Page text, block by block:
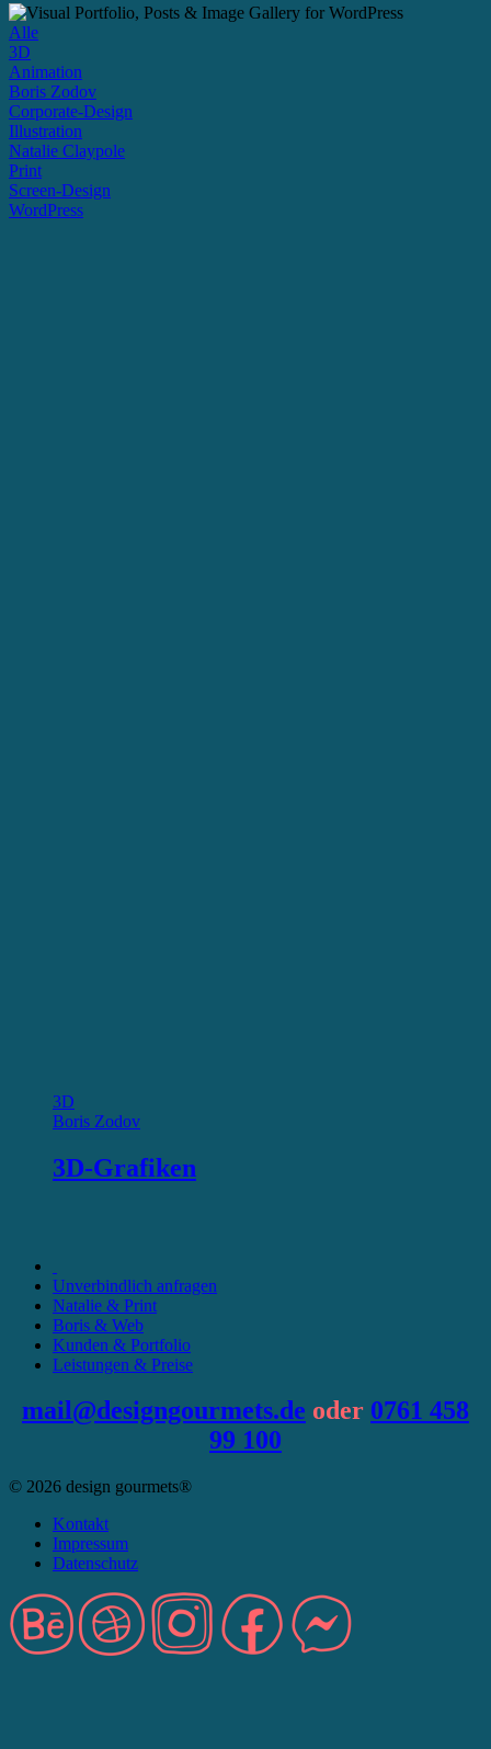
Alle
3D
Animation
Boris Zodov
Corporate-Design
Illustration
Natalie Claypole
Print
Screen-Design
WordPress
3D
Boris Zodov
3D-Grafiken
Unverbindlich anfragen
Natalie & Print
Boris & Web
Kunden & Portfolio
Leistungen & Preise
mail@designgourmets.de oder 0761 458
99 100
© 2026 design gourmets®
Kontakt
Impressum
Datenschutz